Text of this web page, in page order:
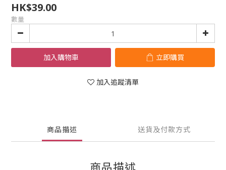
HK$39.00
數量
加入購物車 立即購買
加入追蹤清單
商品描述 送貨及付款方式
商品描述